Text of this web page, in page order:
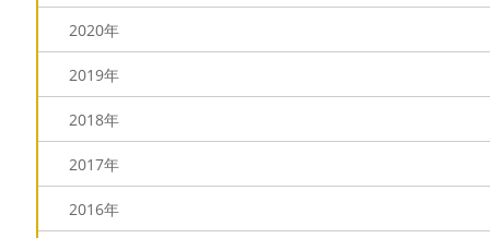
2020年
2019年
2018年
2017年
2016年